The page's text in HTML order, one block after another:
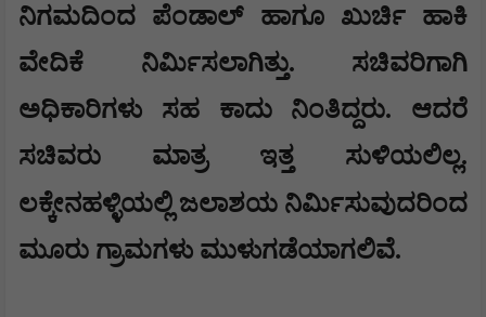
ನಿಗಮದಿಂದ ಪೆಂಡಾಲ್ ಹಾಗೂ ಖುರ್ಚಿ ಹಾಕಿ
ವೇದಿಕೆ ನಿರ್ಮಿಸಲಾಗಿತ್ತು. ಸಚಿವರಿಗಾಗಿ
ಅಧಿಕಾರಿಗಳು ಸಹ ಕಾದು ನಿಂತಿದ್ದರು. ಆದರೆ
ಸಚಿವರು ಮಾತ್ರ ಇತ್ತ ಸುಳಿಯಲಿಲ್ಲ.
ಲಕ್ಕೇನಹಳ್ಳಿಯಲ್ಲಿ ಜಲಾಶಯ ನಿರ್ಮಿಸುವುದರಿಂದ
ಮೂರು ಗ್ರಾಮಗಳು ಮುಳುಗಡೆಯಾಗಲಿವೆ.